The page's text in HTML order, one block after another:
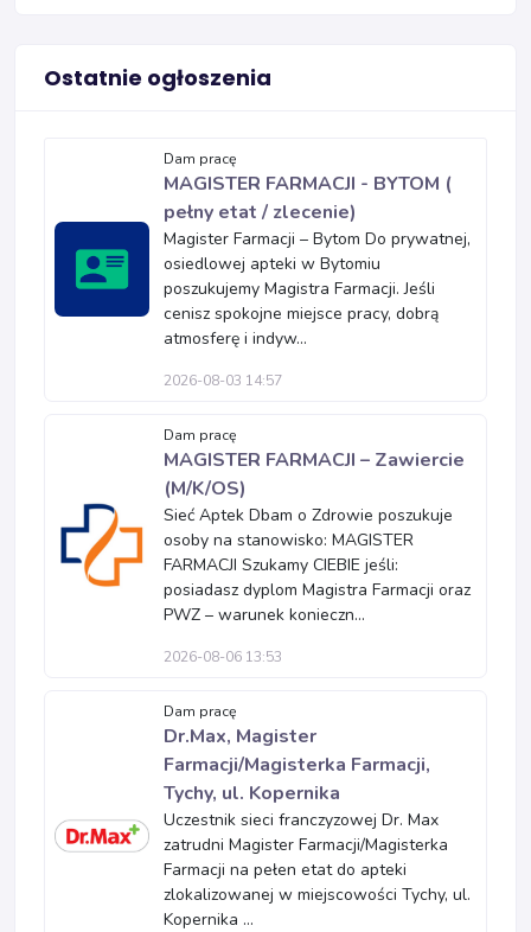
Ostatnie ogłoszenia
Dam pracę
MAGISTER FARMACJI - BYTOM (
pełny etat / zlecenie)
Magister Farmacji – Bytom Do prywatnej,
osiedlowej apteki w Bytomiu
poszukujemy Magistra Farmacji. Jeśli
cenisz spokojne miejsce pracy, dobrą
atmosferę i indyw...
2026-08-03 14:57
Dam pracę
MAGISTER FARMACJI – Zawiercie
(M/K/OS)
Sieć Aptek Dbam o Zdrowie poszukuje
osoby na stanowisko: MAGISTER
FARMACJI Szukamy CIEBIE jeśli:
posiadasz dyplom Magistra Farmacji oraz
PWZ – warunek konieczn...
2026-08-06 13:53
Dam pracę
Dr.Max, Magister
Farmacji/Magisterka Farmacji,
Tychy, ul. Kopernika
Uczestnik sieci franczyzowej Dr. Max
zatrudni Magister Farmacji/Magisterka
Farmacji na pełen etat do apteki
zlokalizowanej w miejscowości Tychy, ul.
Kopernika ...